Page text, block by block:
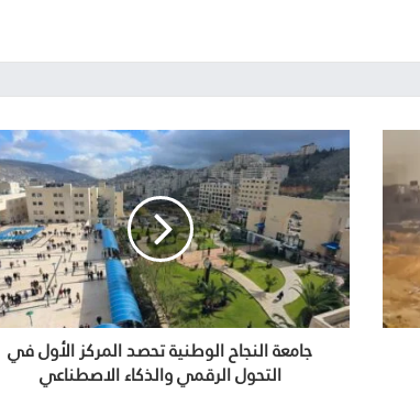
جامعة النجاح الوطنية تحصد المركز الأول في
التحول الرقمي والذكاء الاصطناعي